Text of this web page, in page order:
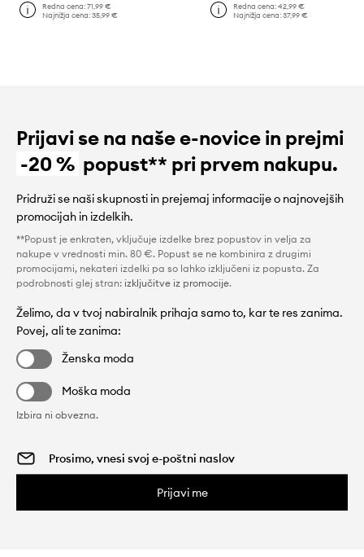
Redna cena:71,99 €
Najnižja cena:35,99 €
Redna cena: 42,99 €
Najnižja cena: 37,99 €
Prijavi se na naše e-novice in prejmi
-20 % popust** pri prvem nakupu.
Pridruži se naši skupnosti in prejemaj informacije o najnovejših
promocijah in izdelkih.
**Popust je enkraten, vključuje izdelke brez popustov in velja za
nakupe v vrednosti min. 80 €. Popust se ne kombinira z drugimi
promocijami, nekateri izdelki pa so lahko izključeni iz popusta. Za
podrobnosti glej stran: izključitve iz promocije.
Želimo, da v tvoj nabiralnik prihaja samo to, kar te res zanima.
Povej, ali te zanima:
Ženska moda
Moška moda
Izbira ni obvezna.
Prijavi me